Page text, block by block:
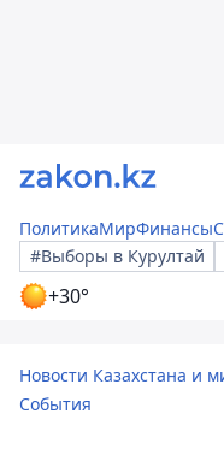
ПолитикаМирФинансы
#Выборы в Курултай
+30°
Новости Казахстана и
События